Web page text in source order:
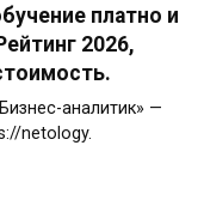
платно и
2026,
аналитик» —
netology.